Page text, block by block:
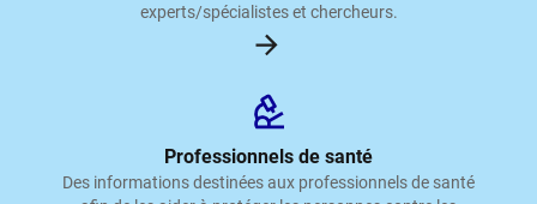
experts/spécialistes et chercheurs.
Professionnels de santé
Des informations destinées aux professionnels de santé